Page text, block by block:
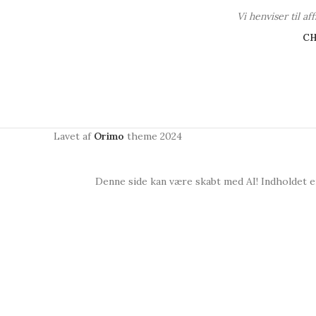
Vi henviser til
Lavet af Orimo theme 2024
Denne side kan være skabt med AI!